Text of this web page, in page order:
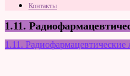
Контакты
1.11.
1.11.